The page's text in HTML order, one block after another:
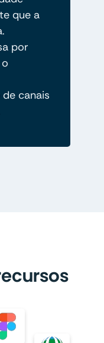
que a
por
canais